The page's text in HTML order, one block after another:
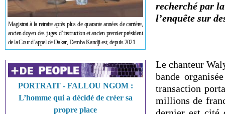
Magistrat à la retraite après plus de quarante années de carrière,
ancien doyen des juges d’instruction et ancien premier président
de la Cour d’appel de Dakar, Demba Kandji est, depuis 2021
PORTRAIT - FALLOU NGOM :
L’homme qui a décidé de créer sa
propre place
recherché par
l’enquête sur
Le chanteur
bande
transaction
millions de